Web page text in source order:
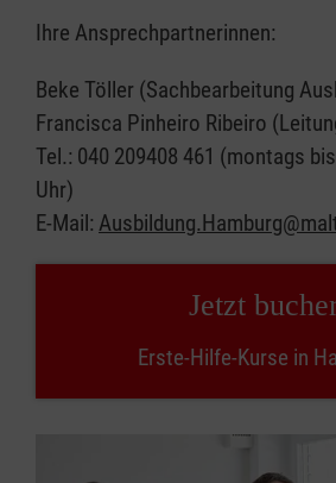
Ihre Ansprechpartnerinnen:
Beke Töller (Sachbearbeitung
Francisca Pinheiro Ribeiro
Tel.: 040 209408 461 (montags
Uhr)
E-Mail:
Jetzt
Erste-Hilfe-Kurse in